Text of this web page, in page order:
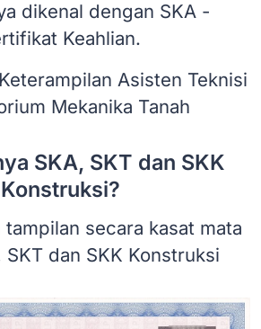
dikenal dengan SKA -
Keahlian.
Asisten Teknisi
Mekanika Tanah
SKA, SKT dan SKK
Konstruksi?
tampilan secara kasat mata
SKT dan SKK Konstruksi